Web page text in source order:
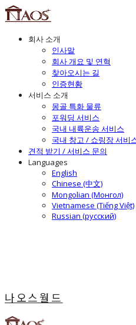
회사 소개
인사말
회사 개요 및 연혁
찾아오시는 길
인증현황
서비스 소개
몽골 특화 물류
포워딩 서비스
국내 내륙운송 서비스
국내 창고 / 쇼링장 서비
견적 받기 / 서비스 문의
Languages
English
Chinese (中文)
Mongolian (Монгол)
Vietnamese (Tiếng Việt)
Russian (русский)
나오스월드